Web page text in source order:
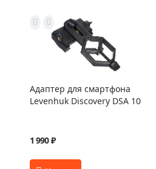
Адаптер для смартфона
Levenhuk Discovery DSA 10
1 990 ₽